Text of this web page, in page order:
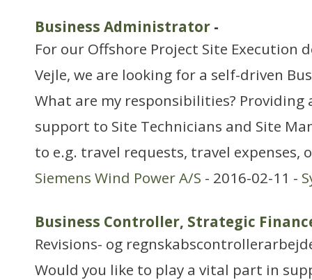
Business Administrator -
For our Offshore Project Site Execution
Vejle, we are looking for a self-driven
What are my responsibilities?
support to Site Technicians and Site
to e.g. travel requests, travel expenses,
Siemens Wind Power A/S - 2016-02-11 -
Business Controller, Strategic
Revisions- og
Would you like to play a vital part in